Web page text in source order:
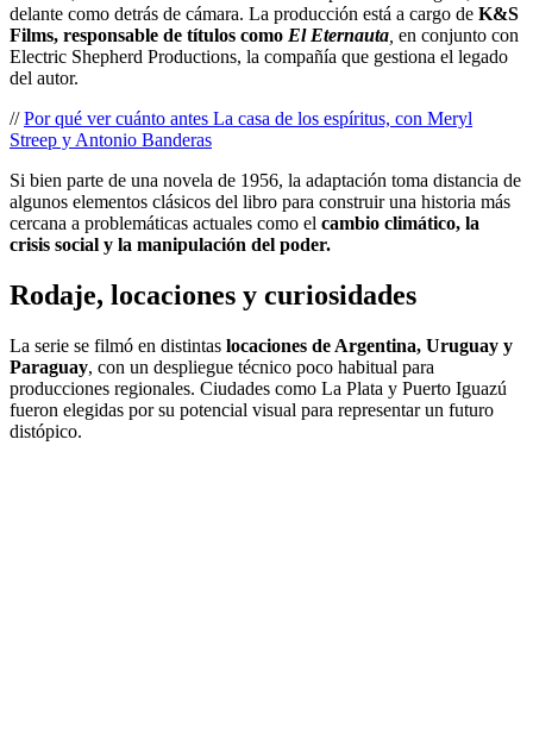
delante como detrás de cámara. La producción está a cargo de K&S
Films, responsable de títulos como El Eternauta, en conjunto con
Electric Shepherd Productions, la compañía que gestiona el legado
del autor.
//Por qué ver cuánto antes La casa de los espíritus, con Meryl
Streep y Antonio Banderas
Si bien parte de una novela de 1956, la adaptación toma distancia de
algunos elementos clásicos del libro para construir una historia más
cercana a problemáticas actuales como el cambio climático, la
crisis social y la manipulación del poder.
Rodaje, locaciones y curiosidades
La serie se filmó en distintas locaciones de Argentina, Uruguay y
Paraguay, con un despliegue técnico poco habitual para
producciones regionales. Ciudades como La Plata y Puerto Iguazú
fueron elegidas por su potencial visual para representar un futuro
distópico.